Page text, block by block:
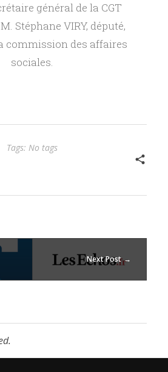
général de la CGT
Stéphane VIRY, député,
commission des affaires
sociales.
Tags: No tags
Next Post